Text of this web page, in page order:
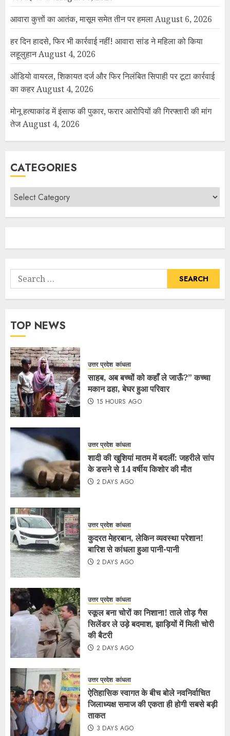
आवारा कुत्तों का आतंक, मासूम समेत तीन पर हमलाAugust 6, 2026
हर दिन हादसे, फिर भी कार्रवाई नहीं! आवारा सांड ने महिला को किया
लहूलुहानAugust 4, 2026
ऑडियो वायरल, शिकायत दर्ज और फिर निलंबित सिपाही पर टूटा कार्रवाई
का कहरAugust 4, 2026
मोनू हत्याकांड में इंसाफ की पुकार, फरार आरोपियों की गिरफ्तारी की मांग
तेजAugust 4, 2026
CATEGORIES
TOP NEWS
उत्तर प्रदेश कांधला
साहब, अब बच्चों को कहाँ ले जाऊँ?” कच्चा
मकान ढहा, बेघर हुआ परिवार
15 HOURS AGO
उत्तर प्रदेश कांधला
शादी की खुशियां मातम में बदलीं: जहरीले सांप
के डसने से 14 वर्षीय किशोर की मौत
2 DAYS AGO
उत्तर प्रदेश कांधला
कुदरत मेहरबान, लेकिन व्यवस्था परेशान!
बारिश से कांधला हुआ पानी-पानी
2 DAYS AGO
उत्तर प्रदेश कांधला
स्कूल बना चोरों का निशाना! ताले तोड़ गैस
सिलेंडर ले उड़े बदमाश, झाड़ियों में मिली चोरी
की बैटरी
2 DAYS AGO
उत्तर प्रदेश कांधला
ऐतिहासिक स्वागत के बीच बोले नवनिर्वाचित
जिलाध्यक्ष समाज की एकता ही होगी सबसे बड़ी
ताकत
3 DAYS AGO